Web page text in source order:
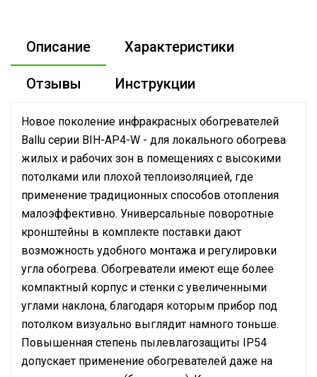
Описание Характеристики
Отзывы Инструкции
Новое поколение инфракрасных обогревателей
Ballu серии BIH-AP4-W - для локального обогрева
жилых и рабочих зон в помещениях с высокими
потолками или плохой теплоизоляцией, где
применение традиционных способов отопления
малоэффективно. Универсальные поворотные
кронштейны в комплекте поставки дают
возможность удобного монтажа и регулировки
угла обогрева. Обогреватели имеют еще более
компактный корпус и стенки с увеличенными
углами наклона, благодаря которым прибор под
потолком визуально выглядит намного тоньше.
Повышенная степень пылевлагозащиты IP54
допускает применение обогревателей даже на